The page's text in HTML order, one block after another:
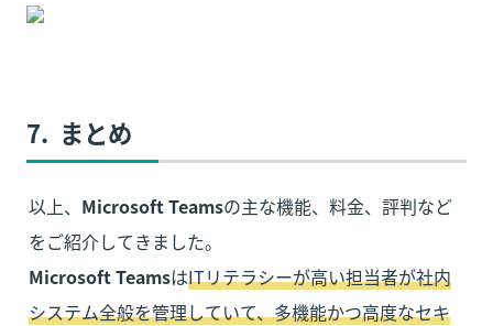
7.  まとめ
以上、 Microsoft Teamsの主な機能、料金、評判など
Microsoft TeamsはITリテラシーが高い担当者が社内
システム全般を管理していて、多機能かつ高度なセキ